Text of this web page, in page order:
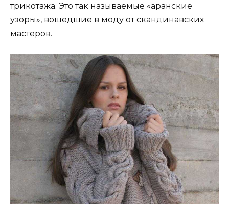
трикотажа. Это так называемые «аранские
узоры», вошедшие в моду от скандинавских
мастеров.